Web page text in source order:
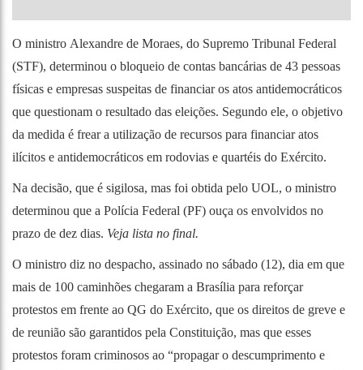
O ministro Alexandre de Moraes, do Supremo Tribunal Federal
(STF), determinou o bloqueio de contas bancárias de 43 pessoas
físicas e empresas suspeitas de financiar os atos antidemocráticos
que questionam o resultado das eleições. Segundo ele, o objetivo
da medida é frear a utilização de recursos para financiar atos
ilícitos e antidemocráticos em rodovias e quartéis do Exército.
Na decisão, que é sigilosa, mas foi obtida pelo UOL, o ministro
determinou que a Polícia Federal (PF) ouça os envolvidos no
prazo de dez dias. Veja lista no final.
O ministro diz no despacho, assinado no sábado (12), dia em que
mais de 100 caminhões chegaram a Brasília para reforçar
protestos em frente ao QG do Exército, que os direitos de greve e
de reunião são garantidos pela Constituição, mas que esses
protestos foram criminosos ao “propagar o descumprimento e